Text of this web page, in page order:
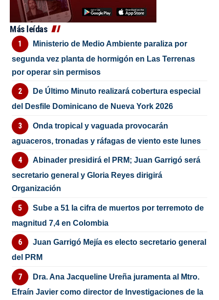
Más leídas
Ministerio de Medio Ambiente paraliza por
segunda vez planta de hormigón en Las Terrenas
por operar sin permisos
De Último Minuto realizará cobertura especial
del Desfile Dominicano de Nueva York 2026
Onda tropical y vaguada provocarán
aguaceros, tronadas y ráfagas de viento este lunes
Abinader presidirá el PRM; Juan Garrigó será
secretario general y Gloria Reyes dirigirá
Organización
Sube a 51 la cifra de muertos por terremoto de
magnitud 7,4 en Colombia
Juan Garrigó Mejía es electo secretario general
del PRM
Dra. Ana Jacqueline Ureña juramenta al Mtro.
Efraín Javier como director de Investigaciones de la